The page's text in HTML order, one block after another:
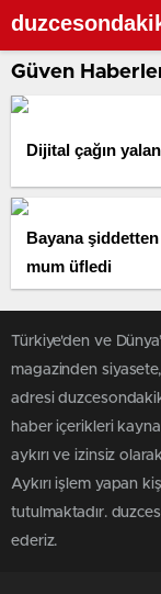
Güven
Dijital çağın
Bayana şiddetten
mum üfledi
Türkiye'den ve
magazinden
adresi
haber içerikleri
aykırı ve izinsiz
Aykırı işlem yapan
tutulmaktadır.
ederiz.